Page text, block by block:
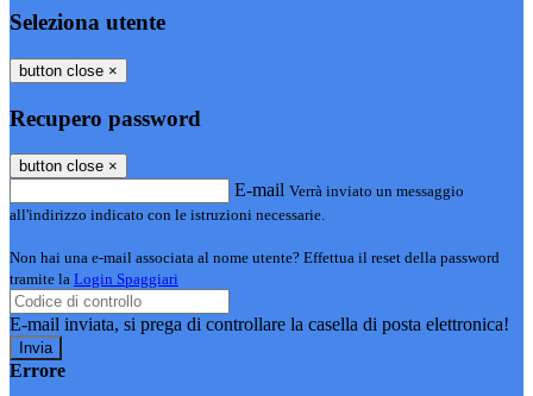
Seleziona utente
button close ×
Recupero password
button close ×
E-mail Verrà inviato un messaggio
all'indirizzo indicato con le istruzioni necessarie.
Non hai una e-mail associata al nome utente? Effettua il reset della password
tramite la Login Spaggiari
E-mail inviata, si prega di controllare la casella di posta elettronica!
Errore